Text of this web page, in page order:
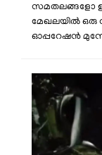
സമതലങ്ങളോ
മേഖലയിൽ ഒരു
ഓപ്പറേഷൻ